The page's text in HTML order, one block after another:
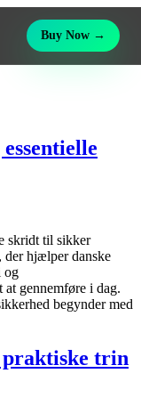
Buy Now →
skridt til sikker
der hjælper danske
og
gennemføre i dag.
begynder med
trin